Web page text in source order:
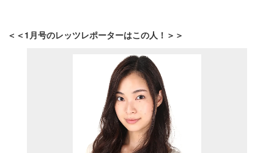
＜＜1月号のレッツレポーターはこの人！＞＞